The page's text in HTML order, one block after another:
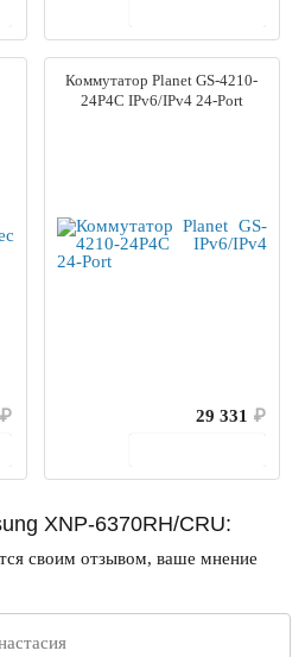
₽
Коммутатор Planet GS-4210-
24P4C IPv6/IPv4 24-Port
29 331 ₽
XNP-6370RH/CRU:
своим отзывом, ваше мнение